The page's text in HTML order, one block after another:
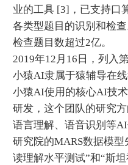
业的工具 [3]，已支持口
各类型题目的识别和检
检查题目数超过2亿。
2019年12月16日，列入
小猿AI隶属于猿辅导在
小猿AI使用的核心AI技
研发，这个团队的研究
语言理解、语音识别等
研究院的MARS数据模型
读理解水平测试”和“斯